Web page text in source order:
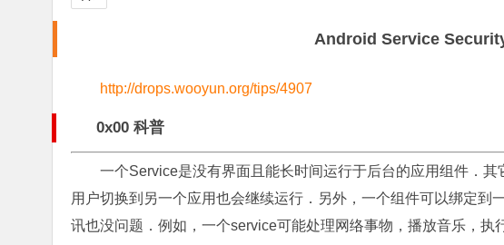
Android Service
http://drops.wooyun.org/tips/4907
0x00 科普
一个Service是没有界面且能长时间运行于后台的应用组件．
用户切换到另一个应用也会继续运行．另外，一个组件可以绑定到
讯也没问题．例如，一个service可能处理网络事物，播放音乐，